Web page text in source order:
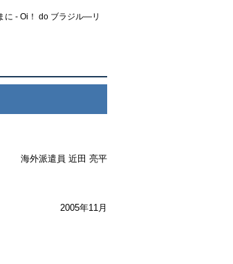
- Oi！ do ブラジル—リ
海外派遣員 近田 亮平
2005年11月